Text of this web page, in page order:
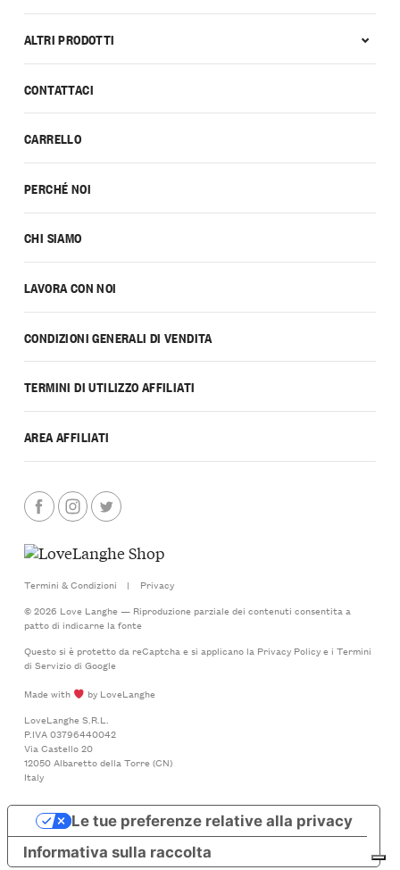
CONTATTACI
CARRELLO
PERCHÉ NOI
CHI SIAMO
LAVORA CON NOI
CONDIZIONI GENERALI DI VENDITA
TERMINI DI UTILIZZO AFFILIATI
AREA AFFILIATI
ALTRI PRODOTTI
Termini & Condizioni |
Privacy
© 2026 Love Langhe — Riproduzione parziale dei contenuti consentita a
patto di indicarne la fonte
Questo si è protetto da reCaptcha e si applicano la Privacy Policye i Termini
di Serviziodi Google
Made with
by LoveLanghe
LoveLanghe S.R.L.
P.IVA 03796440042
Via Castello 20
12050 Albaretto della Torre (CN)
Italy
Informativa sulla raccolta
Le tue preferenze relative alla privacy